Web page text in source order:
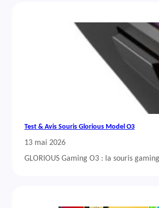
Test & Avis Souris Glorious Model O3
13 mai 2026
GLORIOUS Gaming O3 : la souris